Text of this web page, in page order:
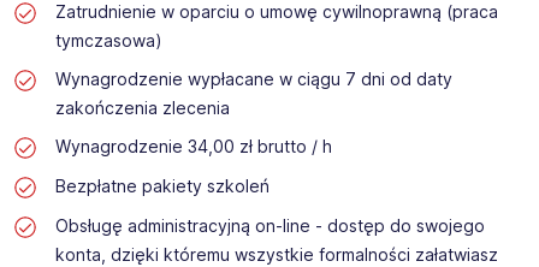
Zatrudnienie w oparciu o umowę cywilnoprawną (praca
tymczasowa)
Wynagrodzenie wypłacane w ciągu 7 dni od daty
zakończenia zlecenia
Wynagrodzenie 34,00 zł brutto / h
Bezpłatne pakiety szkoleń
Obsługę administracyjną on-line - dostęp do swojego
konta, dzięki któremu wszystkie formalności załatwiasz